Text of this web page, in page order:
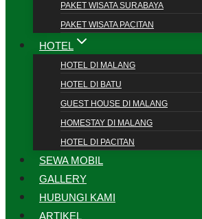
PAKET WISATA SURABAYA
PAKET WISATA PACITAN
HOTEL
HOTEL DI MALANG
HOTEL DI BATU
GUEST HOUSE DI MALANG
HOMESTAY DI MALANG
HOTEL DI PACITAN
SEWA MOBIL
GALLERY
HUBUNGI KAMI
ARTIKEL